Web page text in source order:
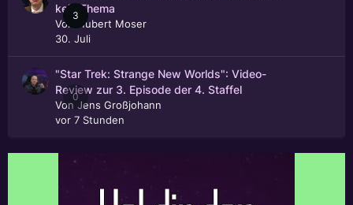
3
kein Thema
Von
Hubert Moser
30. Juli
0
"Star Trek: Strange New Worlds": Video-
Review zur 3. Episode der 4. Staffel
Von Jens Großjohann
vor 7 Stunden